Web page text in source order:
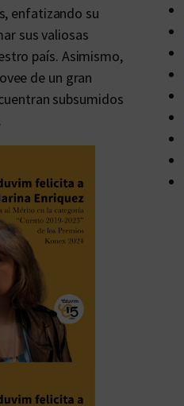
enfatizando su
sus valiosas
país. Asimismo,
de un gran
subsumidos